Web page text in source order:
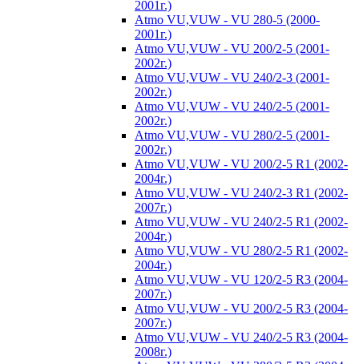
2001г.)
Atmo VU,VUW - VU 280-5 (2000-
2001г.)
Atmo VU,VUW - VU 200/2-5 (2001-
2002г.)
Atmo VU,VUW - VU 240/2-3 (2001-
2002г.)
Atmo VU,VUW - VU 240/2-5 (2001-
2002г.)
Atmo VU,VUW - VU 280/2-5 (2001-
2002г.)
Atmo VU,VUW - VU 200/2-5 R1 (2002-
2004г.)
Atmo VU,VUW - VU 240/2-3 R1 (2002-
2007г.)
Atmo VU,VUW - VU 240/2-5 R1 (2002-
2004г.)
Atmo VU,VUW - VU 280/2-5 R1 (2002-
2004г.)
Atmo VU,VUW - VU 120/2-5 R3 (2004-
2007г.)
Atmo VU,VUW - VU 200/2-5 R3 (2004-
2007г.)
Atmo VU,VUW - VU 240/2-5 R3 (2004-
2008г.)